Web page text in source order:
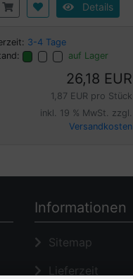
Details
3-4 Tage
auf Lager
26,18 EUR
1,87 EUR pro Stück
inkl. 19 % MwSt. zzgl.
Versandkosten
Informationen
Sitemap
Lieferzeit